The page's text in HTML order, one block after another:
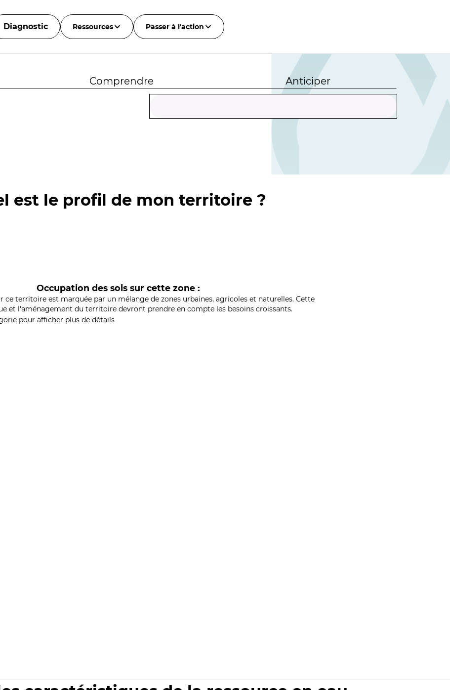
Diagnostic Ressources Passer à l'action
Comprendre Anticiper
est le profil de mon territoire ?
Occupation des sols sur cette zone :
ce territoire est marquée par un mélange de zones urbaines, agricoles et naturelles. Cette
et l'aménagement du territoire devront prendre en compte les besoins croissants.
pour afficher plus de détails